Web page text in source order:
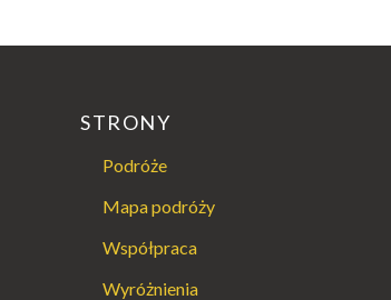
STRONY
Podróże
Mapa podróży
Współpraca
Wyróżnienia